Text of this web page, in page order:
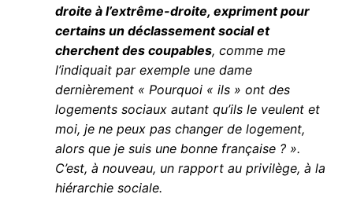
droite à l’extrême-droite, expriment pour
certains un déclassement social et
cherchent des coupables, comme me
l’indiquait par exemple une dame
dernièrement « Pourquoi « ils » ont des
logements sociaux autant qu’ils le veulent et
moi, je ne peux pas changer de logement,
alors que je suis une bonne française ? ».
C’est, à nouveau, un rapport au privilège, à la
hiérarchie sociale.